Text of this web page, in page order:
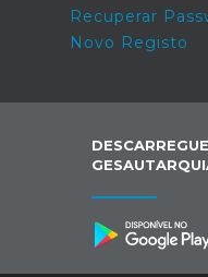
Recuperar
Novo Registo